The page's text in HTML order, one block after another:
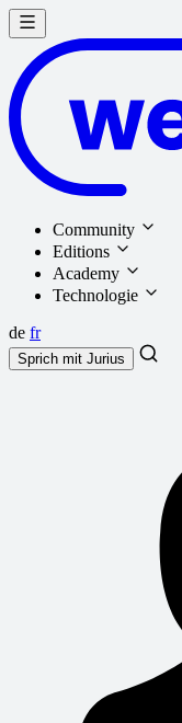
Community
Editions
Academy
Technologie
de fr
Sprich mit Jurius